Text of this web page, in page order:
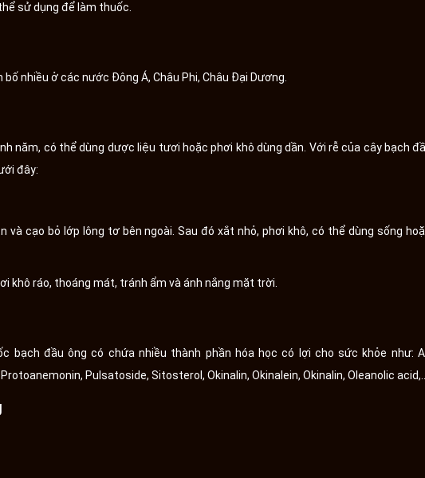
sử dụng để làm thuốc.
nhiều ở các nước Đông Á, Châu Phi, Châu Đại Dương.
năm, có thể dùng dược liệu tươi hoặc phơi khô dùng dần. Với rễ của cây bạch
đây:
và cạo bỏ lớp lông tơ bên ngoài. Sau đó xắt nhỏ, phơi khô, có thể dùng sống
khô ráo, thoáng mát, tránh ẩm và ánh nắng mặt trời.
bạch đầu ông có chứa nhiều thành phần hóa học có lợi cho sức khỏe như:
Pulsatoside, Sitosterol, Okinalin, Okinalein, Okinalin, Oleanolic